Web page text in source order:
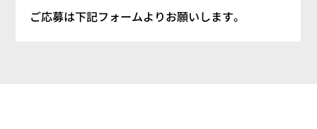
ご応募は下記フォームよりお願いします。